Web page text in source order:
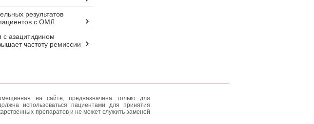
результатов
с ОМЛ
с азацитидином
частоту ремиссии
на сайте, предназначена только для
использоваться пациентами для принятия
препаратов и не может служить заменой